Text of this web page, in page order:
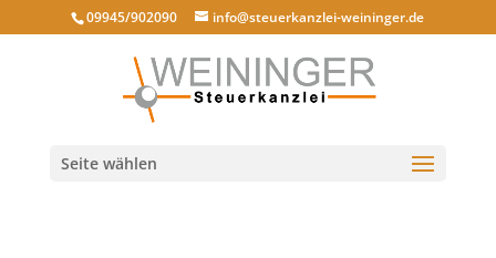
09945/902090 info@steuerkanzlei-weininger.de
Seite wählen